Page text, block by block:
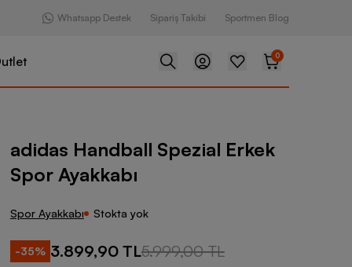
Whatsapp Destek Sipariş Takibi Sportmen Blog
0
Spezial Erkek Spor Ayakkabı
adidas Handball Spezial Erkek
Spor Ayakkabı
Spor Ayakkabı Stokta yok
-35% 3.899,90 TL5.999,00 TL